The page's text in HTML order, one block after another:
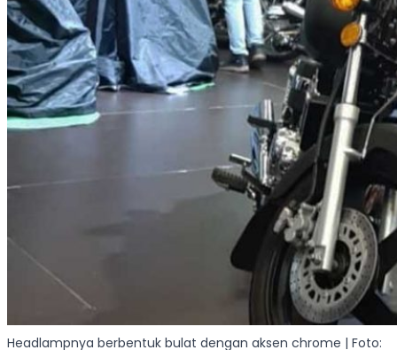
Headlampnya berbentuk bulat dengan aksen chrome | Foto: